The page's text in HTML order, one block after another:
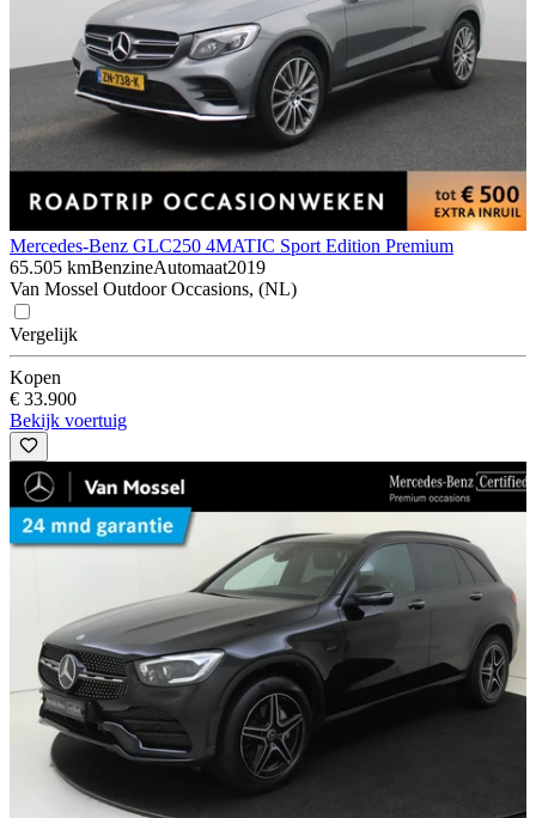
Mercedes-Benz GLC250 4MATIC Sport Edition Premium
65.505 kmBenzineAutomaat2019
Van Mossel Outdoor Occasions, (NL)
Vergelijk
Kopen
€ 33.900
Bekijk voertuig